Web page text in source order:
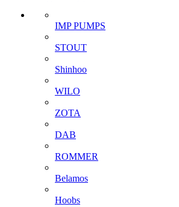
IMP PUMPS
STOUT
Shinhoo
WILO
ZOTA
DAB
ROMMER
Belamos
Hoobs